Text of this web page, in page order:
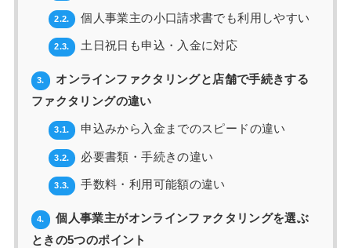
2.2. 個人事業主の小口請求書でも利用しやすい
2.3. 土日祝日も申込・入金に対応
3.
オンラインファクタリングと店舗で手続きする
ファクタリングの違い
3.1. 申込みから入金までのスピードの違い
3.2. 必要書類・手続きの違い
3.3. 手数料・利用可能額の違い
4.
個人事業主がオンラインファクタリングを選ぶ
ときの5つのポイント